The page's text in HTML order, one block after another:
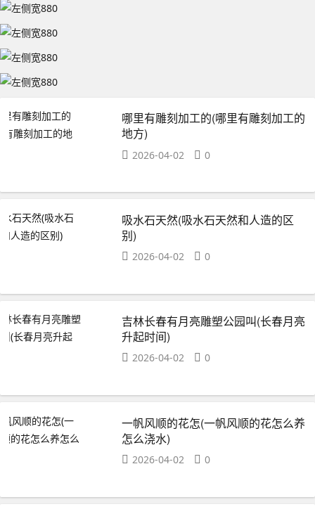
哪里有雕刻加工的(哪里有雕刻加工的
地方)
2026-04-02 0
吸水石天然(吸水石天然和人造的区
别)
2026-04-02 0
吉林长春有月亮雕塑公园叫(长春月亮
升起时间)
2026-04-02 0
一帆风顺的花怎(一帆风顺的花怎么养
怎么浇水)
2026-04-02 0